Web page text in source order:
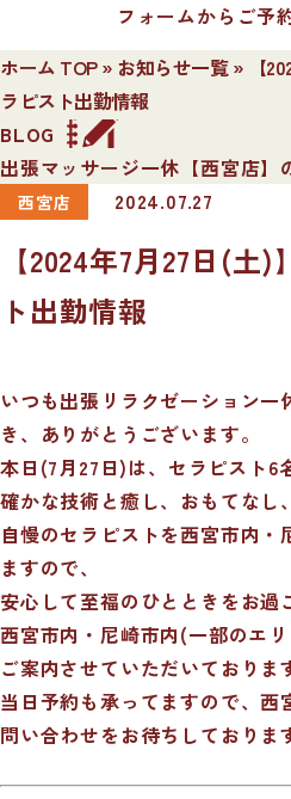
フォームからご予
ホーム TOP» お知らせ一覧»
【
ラピスト出勤情報
BLOG
出張マッサージ一休【西宮店】
西宮店 2024.07.27
【2024年7月27日(土
ト出勤情報
いつも出張リラクゼーション一
き、ありがとうございます。
本日(7月27日)は、セラピスト6
確かな技術と癒し、おもてなし
自慢のセラピストを西宮市内
ますので、
安心して至福のひとときをお過
西宮市内・尼崎市内(一部のエ
ご案内させていただいておりま
当日予約も承ってますので、西
問い合わせをお待ちしておりま